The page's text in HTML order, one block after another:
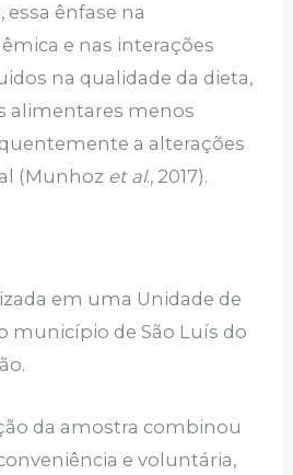
essa ênfase na
e nas interações
na qualidade da dieta,
alimentares menos
a alterações
(Munhoz et al., 2017).
em uma Unidade de
município de São Luís do
da amostra combinou
e voluntária,